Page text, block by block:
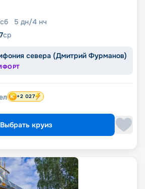
сб 5 дн/4 нч
ср
севера (Дмитрий Фурманов)
+2 027
Выбрать круиз